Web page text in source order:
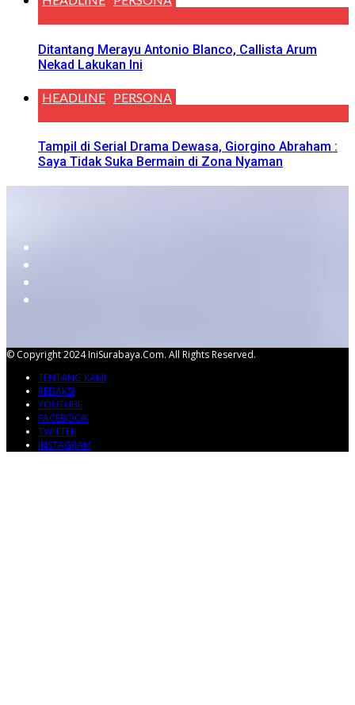
Ditantang Merayu Antonio Blanco, Callista Arum
Nekad Lakukan Ini
HEADLINE PERSONA
Tampil di Serial Drama Dewasa, Giorgino Abraham :
Saya Tidak Suka Bermain di Zona Nyaman
© Copyright 2024 IniSurabaya.com. All Rights Reserved.
TENTANG KAMI
REDAKSI
YOUTUBE
FACEBOOK
TWITTER
INSTAGRAM